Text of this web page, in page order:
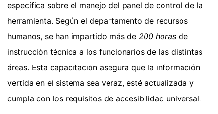
específica sobre el manejo del panel de control de la
herramienta. Según el departamento de recursos
humanos, se han impartido más de 200 horas de
instrucción técnica a los funcionarios de las distintas
áreas. Esta capacitación asegura que la información
vertida en el sistema sea veraz, esté actualizada y
cumpla con los requisitos de accesibilidad universal.